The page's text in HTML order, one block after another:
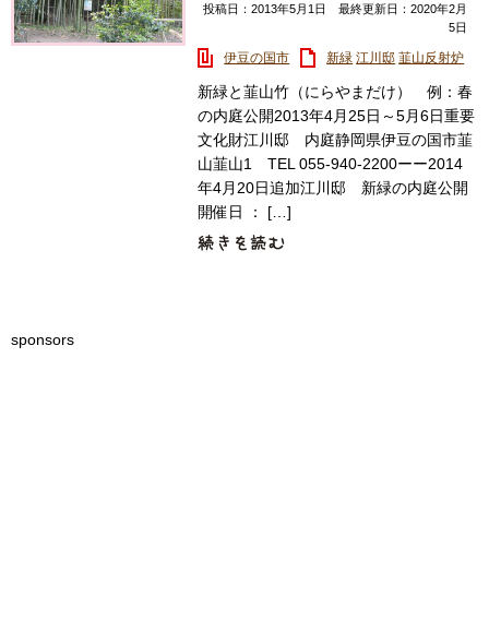
投稿日：2013年5月1日 最終更新日：2020年2月
5日
伊豆の国市 新緑 江川邸 韮山反射炉
新緑と韮山竹（にらやまだけ） 例：春
の内庭公開2013年4月25日～5月6日重要
文化財江川邸 内庭静岡県伊豆の国市韮
山韮山1 TEL 055-940-2200ーー2014
年4月20日追加江川邸 新緑の内庭公開
開催日 ： […]
sponsors